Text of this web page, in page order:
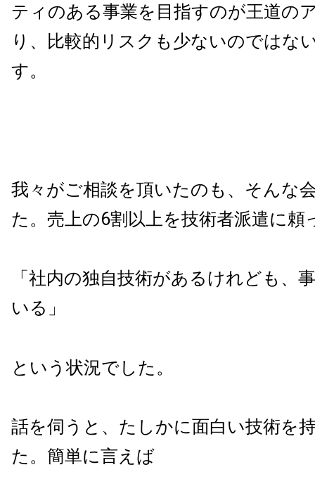
ティのある事業を目指すのが王道の
り、比較的リスクも少ないのではな
す。
我々がご相談を頂いたのも、そんな
た。売上の6割以上を技術者派遣に頼
「社内の独自技術があるけれども、
いる」
という状況でした。
話を伺うと、たしかに面白い技術を
た。簡単に言えば